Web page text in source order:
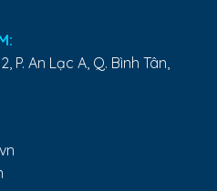
P. An Lạc A, Q. Bình Tân,